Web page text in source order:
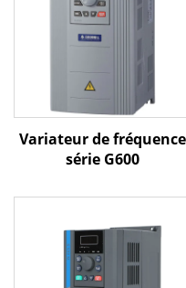
Variateur de fréquence
série G600